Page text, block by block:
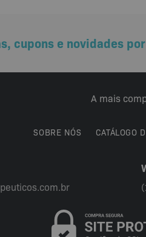
cupons e novidades
A mais
SOBRE NÓS CATÁLOGO